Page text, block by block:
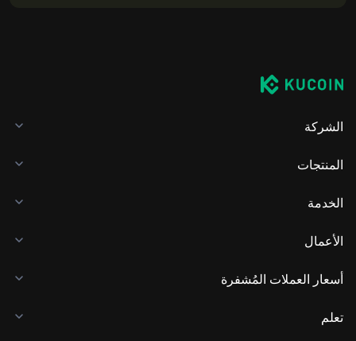
الشركة
المنتجات
الخدمة
الأعمال
أسعار العملات المُشفرة
تعلم